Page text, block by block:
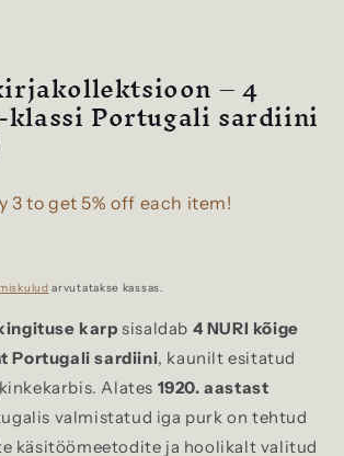
– 4
Portugali sardiini
3 to get 5% off each item!
arvutatakse kassas.
karp sisaldab 4 NURI kõige
Portugali sardiini, kaunilt esitatud
Alates 1920. aastast
valmistatud iga purk on tehtud
käsitöömeetodite ja hoolikalt valitud